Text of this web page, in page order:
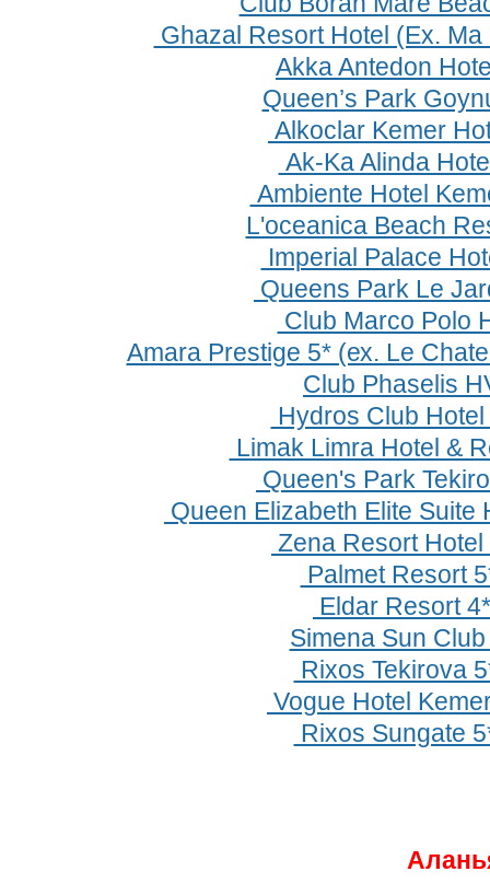
Ghazal Resort Hotel (Ex.
Akka Antedon
Queen’s Park
Alkoclar Kemer
Ak-Ka Alinda
Ambiente Hotel
L'oceanica Beach
Imperial Palace
Queens Park Le
Club Marco Polo
Amara Prestige 5* (ех. Le
Club Phaselis
Hydros Club Hotel
Limak Limra Hotel &
Queen's Park
Queen Elizabeth Elite Suite
Zena Resort Hotel
Palmet Resort
Eldar Resort 4*
Simena Sun
Rixos Tekirova
Vogue Hotel
Rixos Sungate